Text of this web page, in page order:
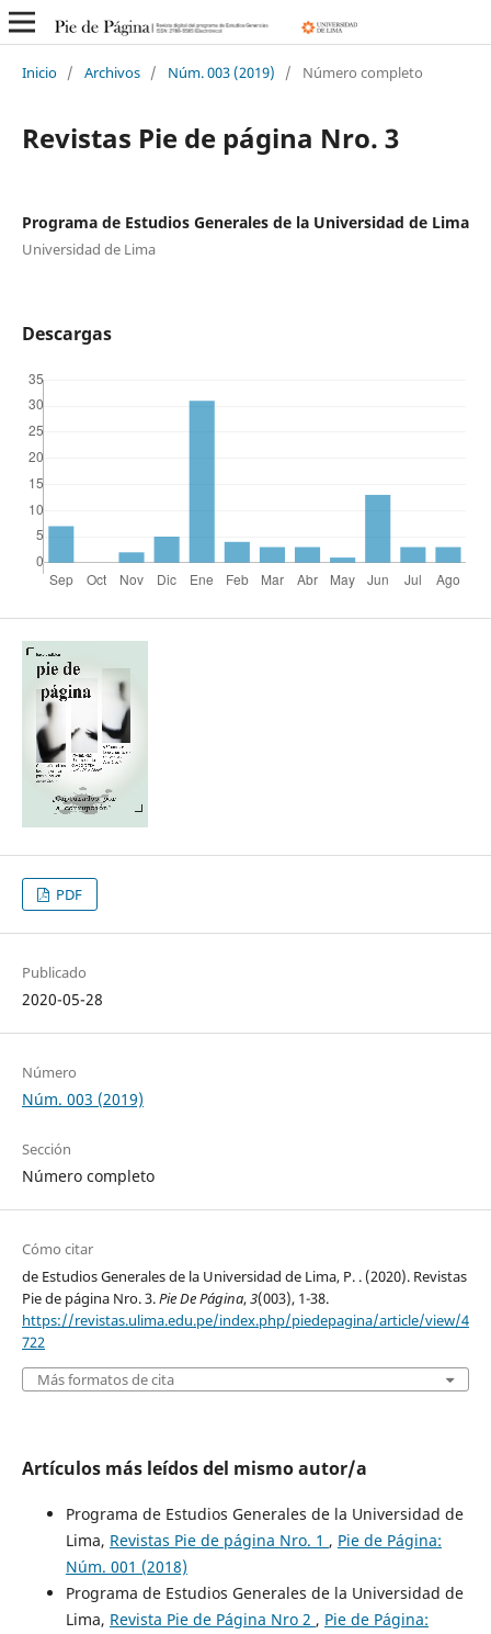
Inicio / Archivos / Núm. 003 (2019) / Número completo
Revistas Pie de página Nro. 3
Programa de Estudios Generales de la Universidad de Lima
Universidad de Lima
Descargas
PDF
Publicado
2020-05-28
Número
Núm. 003 (2019)
Sección
Número completo
Cómo citar
de Estudios Generales de la Universidad de Lima, P. . (2020). Revistas
Pie de página Nro. 3.Pie De Página,3(003), 1-38.
https://revistas.ulima.edu.pe/index.php/piedepagina/article/view/4
722
Más formatos de cita
Artículos más leídos del mismo autor/a
Programa de Estudios Generales de la Universidad de
Lima, Revistas Pie de página Nro. 1 , Pie de Página:
Núm. 001 (2018)
Programa de Estudios Generales de la Universidad de
Lima, Revista Pie de Página Nro 2 , Pie de Página: